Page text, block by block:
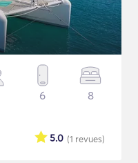
6 8
(1 revues)
5.0